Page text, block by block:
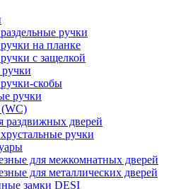
ручки
на планке
с защелкой
скобы
ручки
(WC)
раздвижных дверей
ручки
для межкомнатных дверей
для металлических дверей
замки DESI